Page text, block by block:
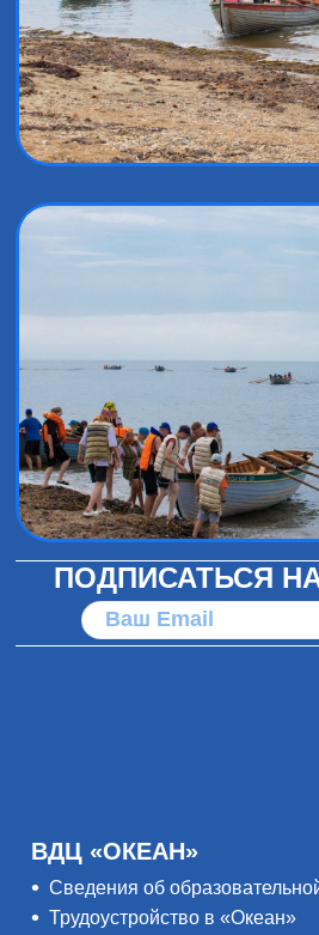
ПОДПИСАТЬСЯ
ВДЦ «ОКЕАН»
Сведения об
Трудоустройство в «Океан»